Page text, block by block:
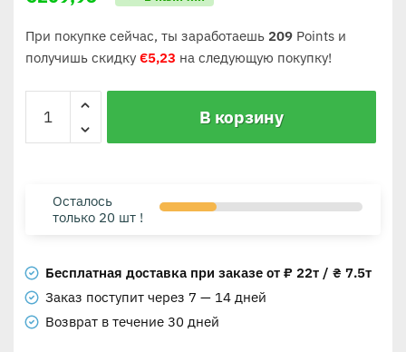
При покупке сейчас, ты заработаешь 209Points и
получишь скидку €5,23 на следующую покупку!
В корзину
Осталось
только 20 шт !
Бесплатная доставка при заказе от ₽ 22т / ₴ 7.5т
Заказ поступит через 7 — 14 дней
Возврат в течение 30 дней